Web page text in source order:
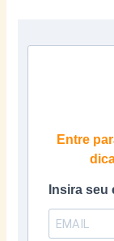
Entre
Insira